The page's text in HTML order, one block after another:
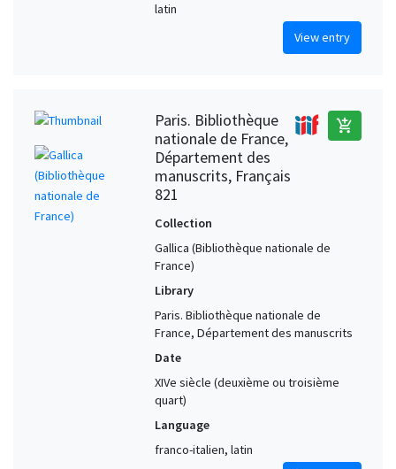
latin
View entry
Paris. Bibliothèque
nationale de France,
Département des
manuscrits, Français
821
add_shopping_cart
Collection
Gallica (Bibliothèque nationale de
France)
Library
Paris. Bibliothèque nationale de
France, Département des manuscrits
Date
XIVe siècle (deuxième ou troisième
quart)
Language
franco-italien, latin